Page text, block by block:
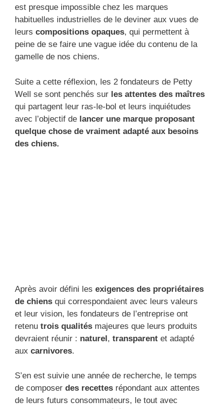
est presque impossible chez les marques
habituelles industrielles de le deviner aux vues de
leurs compositions opaques, qui permettent à
peine de se faire une vague idée du contenu de la
gamelle de nos chiens.
Suite a cette réflexion, les 2 fondateurs de Petty
Well se sont penchés sur les attentes des maîtres
qui partagent leur ras-le-bol et leurs inquiétudes
avec l’objectif de lancer une marque proposant
quelque chose de vraiment adapté aux besoins
des chiens.
Après avoir défini les exigences des propriétaires
de chiens qui correspondaient avec leurs valeurs
et leur vision, les fondateurs de l’entreprise ont
retenu trois qualités majeures que leurs produits
devraient réunir : naturel, transparent et adapté
aux carnivores.
S’en est suivie une année de recherche, le temps
de composer des recettes répondant aux attentes
de leurs futurs consommateurs, le tout avec